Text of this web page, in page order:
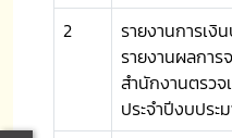
2
รายงานการเงิ
รายงานผลกา
สำนักงานตรว
ประจำปีงบประ